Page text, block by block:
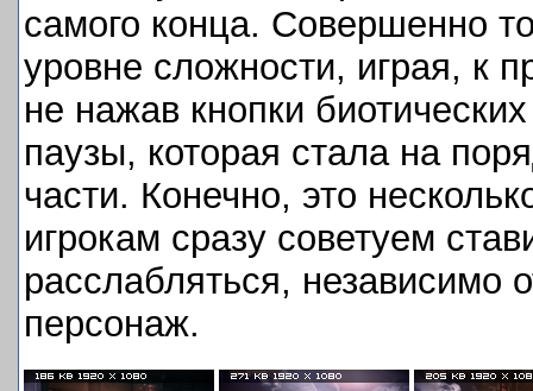
самого конца. Совершенно
уровне сложности, играя, к
не нажав кнопки
паузы, которая стала на
части. Конечно, это
игрокам сразу советуем
расслабляться, независимо
персонаж.